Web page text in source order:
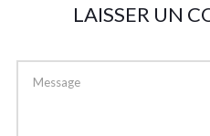
LAISSER UN